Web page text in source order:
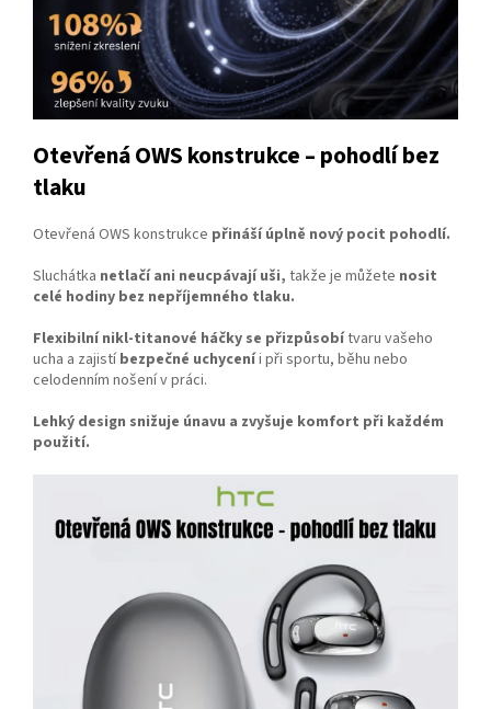
Otevřená OWS konstrukce – pohodlí bez
tlaku
Otevřená OWS konstrukce přináší úplně nový pocit pohodlí.
Sluchátka netlačí ani neucpávají uši, takže je můžete nosit
celé hodiny bez nepříjemného tlaku.
Flexibilní nikl-titanové háčky se přizpůsobítvaru vašeho
ucha a zajistíbezpečné uchyceníi při sportu, běhu nebo
celodenním nošení v práci.
Lehký design snižuje únavu a zvyšuje komfort při každém
použití.